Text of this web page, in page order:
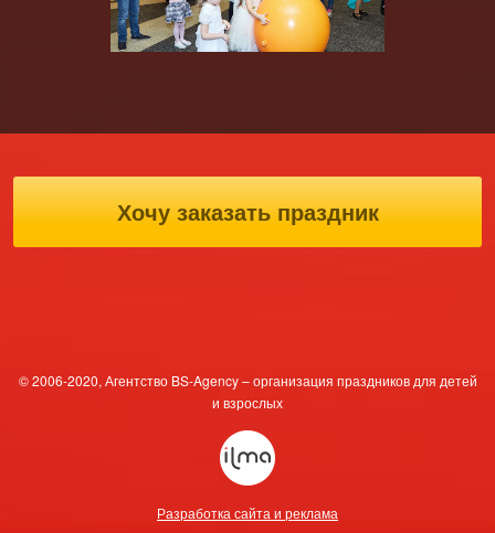
Хочу заказать праздник
© 2006-2020, Агентство BS-Agency – организация праздников для детей
и взрослых
Разработка сайта и реклама